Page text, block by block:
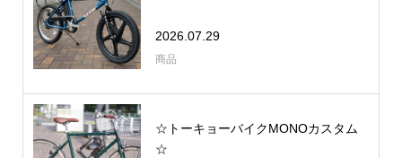
2026.07.29
商品
☆トーキョーバイクMONOカスタム
☆